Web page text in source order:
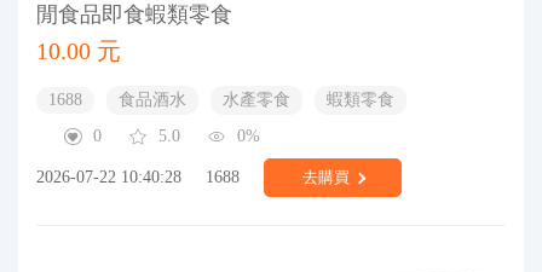
閒食品即食蝦類零食
10.00 元
1688 食品酒水 水產零食
蝦類零食
0
5.0 0%
2026-07-22 10:40:28 1688 去購買